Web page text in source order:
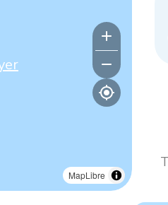
MapLibre